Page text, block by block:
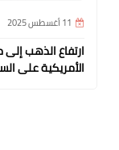
11 أغسطس 2025
ارتفاع الذهب
الأمريكية على